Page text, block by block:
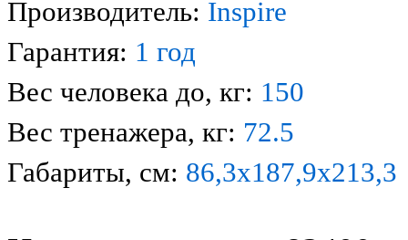
Производитель: Inspire
Гарантия: 1 год
Вес человека до, кг: 150
Вес тренажера, кг: 72.5
Габариты, см: 86,3х187,9х213,3